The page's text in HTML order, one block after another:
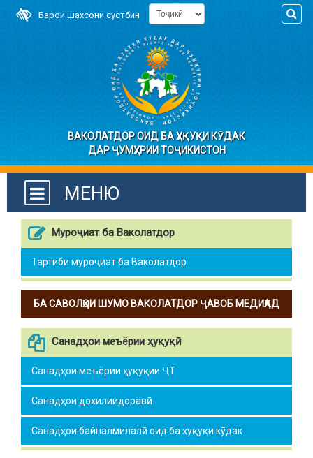
Барои шахсони сустбин
ВАКОЛАТДОР ОИД БА ҲУҚУҚИ КӮДАК
ДАР ҶУМҲУРИИ ТОҶИКИСТОН
МЕНЮ
Муроҷиат ба Ваколатдор
Тартиби муроҷиат ба Ваколатдор
БА САВОЛҲОИ ШУМО ВАКОЛАТДОР ҶАВОБ МЕДИҲАД
Санадҳои меъёрии ҳуқуқӣ
Санадҳои меъёрии ҳуқуқии ҶТ
Санадҳои дохилиидоравӣ
Санадҳои байналмилалӣ оид ба ҳуқуқи кӯдак